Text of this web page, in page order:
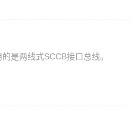
是两线式SCCB接口总线。